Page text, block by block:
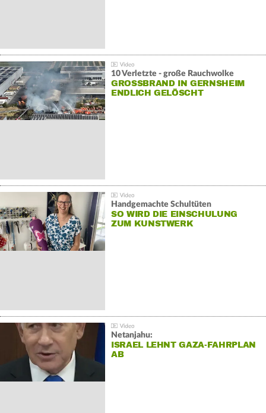
10 Verletzte - große Rauchwolke
GROSSBRAND IN GERNSHEIM E
NDLICH GELÖSCHT
Handgemachte Schultüten
SO WIRD DIE EINSCHULUNG
ZUM KUNSTWERK
Netanjahu:
ISRAEL LEHNT GAZA-FAHRPLAN
AB